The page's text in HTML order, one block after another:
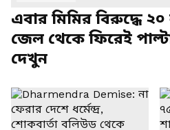
এবার মিমির বিরুদ্ধে
জেল থেকে ফিরেই
দেখুন